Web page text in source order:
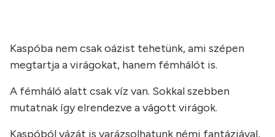
Kaspóba nem csak oázist tehetünk, ami szépen
megtartja a virágokat, hanem fémhálót is.
A fémháló alatt csak víz van. Sokkal szebben
mutatnak így elrendezve a vágott virágok.
Kaspóból vázát is varázsolhatunk némi fantáziával,